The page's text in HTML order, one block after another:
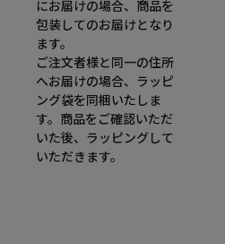
にお届けの場合、商品を
包装してのお届けとなり
ます。
ご注文者様と同一の住所
へお届けの場合、ラッピ
ング袋を同梱いたしま
す。商品をご確認いただ
いた後、ラッピングして
いただきます。